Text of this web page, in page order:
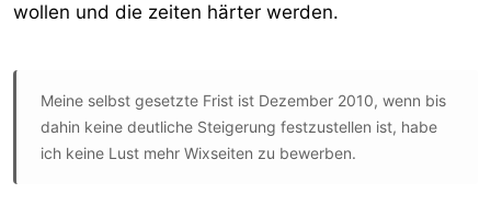
wollen und die zeiten härter werden.
Meine selbst gesetzte Frist ist Dezember 2010, wenn bis
dahin keine deutliche Steigerung festzustellen ist, habe
ich keine Lust mehr Wixseiten zu bewerben.